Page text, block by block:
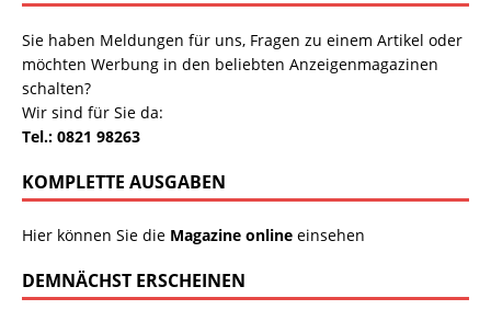
Sie haben Meldungen für uns, Fragen zu einem Artikel oder
möchten Werbung in den beliebten Anzeigenmagazinen
schalten?
Wir sind für Sie da:
Tel.: 0821 98263
KOMPLETTE AUSGABEN
Hier können Sie die Magazine online einsehen
DEMNÄCHST ERSCHEINEN